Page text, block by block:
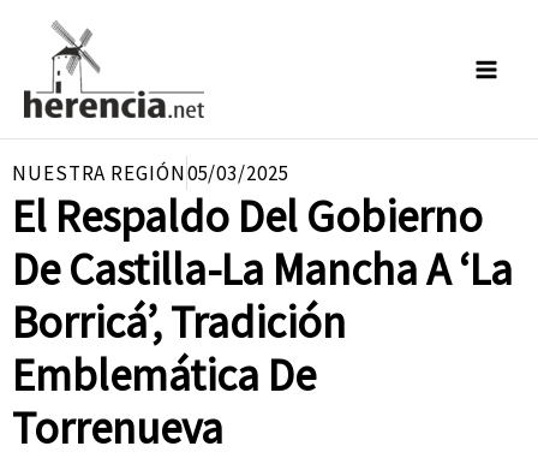
contenido
NUESTRA REGIÓN05/03/2025
El Respaldo Del Gobierno
De Castilla-La Mancha A ‘La
Borricá’, Tradición
Emblemática De
Torrenueva